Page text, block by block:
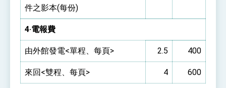
件之影本(每份)
4·電報費
由外館發電<單程、每頁> 2.5 400
來回<雙程、每頁> 4 600